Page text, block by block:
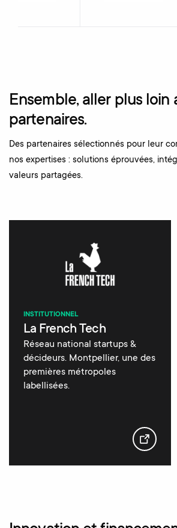
Ensemble, aller plus loin
partenaires.
Des partenaires sélectionnés pour leur
nos expertises : solutions éprouvées,
valeurs partagées.
INSTITUTIONNEL
La French Tech
Réseau national startups &
décideurs. Montpellier, une des
premières métropoles
labellisées.